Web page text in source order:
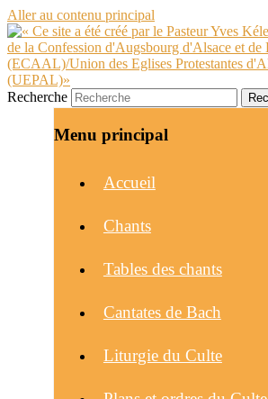
Aller au contenu principal
Recherche
Menu principal
Accueil
Chants
Tables des chants
Cantates de Bach
Liturgie du Culte